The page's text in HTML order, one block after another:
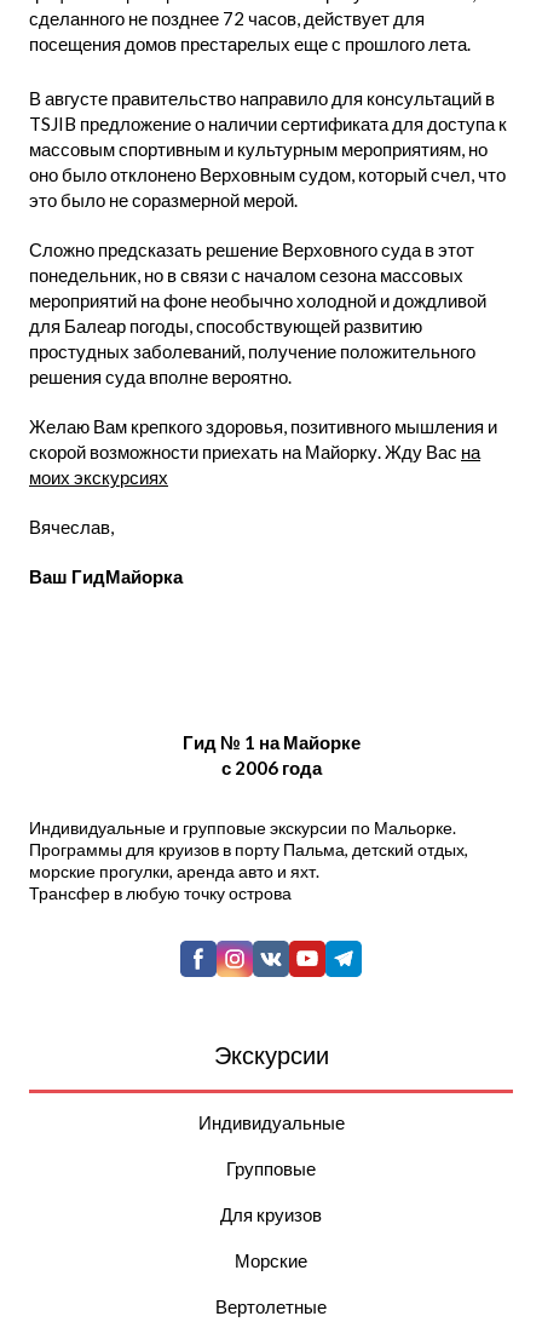
сделанного не позднее 72 часов, действует для
посещения домов престарелых еще с прошлого лета.
В августе правительство направило для консультаций в
TSJIB предложение о наличии сертификата для доступа к
массовым спортивным и культурным мероприятиям, но
оно было отклонено Верховным судом, который счел, что
это было не соразмерной мерой.
Сложно предсказать решение Верховного суда в этот
понедельник, но в связи с началом сезона массовых
мероприятий на фоне необычно холодной и дождливой
для Балеар погоды, способствующей развитию
простудных заболеваний, получение положительного
решения суда вполне вероятно.
Желаю Вам крепкого здоровья, позитивного мышления и
скорой возможности приехать на Майорку. Жду Вас на
моих экскурсиях
Вячеслав,
Ваш ГидМайорка
Гид № 1 на Майорке
с 2006 года
Индивидуальные и групповые экскурсии по Мальорке.
Программы для круизов в порту Пальма, детский отдых,
морские прогулки, аренда авто и яхт.
Трансфер в любую точку острова
Экскурсии
Индивидуальные
Групповые
Для круизов
Морские
Вертолетные